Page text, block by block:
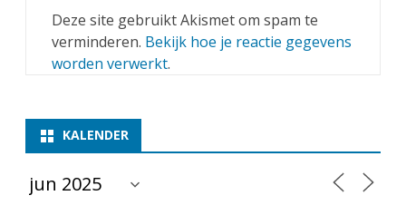
Deze site gebruikt Akismet om spam te
verminderen. Bekijk hoe je reactie gegevens
worden verwerkt.
KALENDER